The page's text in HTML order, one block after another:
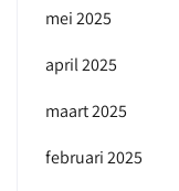
mei 2025
april 2025
maart 2025
februari 2025